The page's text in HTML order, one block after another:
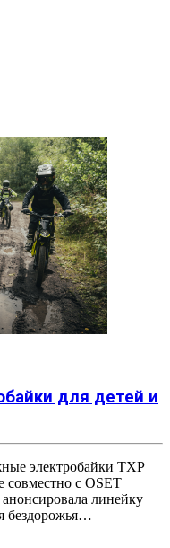
для детей и
электробайки TXP
совместно с OSET
линейку
бездорожья…